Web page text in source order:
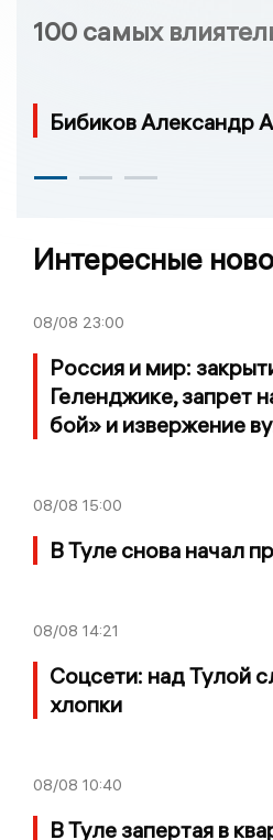
100 самых
Бибиков Александр
Интересные
08/08 23:00
Россия и мир:
Геленджике, запрет
бой» и извержение
08/08 15:00
В Туле снова начал
08/08 14:21
Соцсети: над Тулой
хлопки
08/08 10:40
В Туле запертая в